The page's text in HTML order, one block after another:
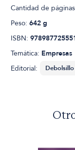
Cantidad de
Peso:642 g
ISBN:
Temática: Empresas
Editorial: